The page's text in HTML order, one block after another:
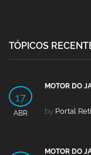
TÓPICOS
17
ABR
MOTOR DO
by Portal
MOTOR DO